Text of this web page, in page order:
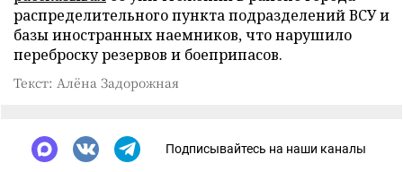
распределительного пункта подразделений ВСУ и
базы иностранных наемников, что нарушило
переброску резервов и боеприпасов.
Текст: Алёна Задорожная
Подписывайтесь на наши каналы